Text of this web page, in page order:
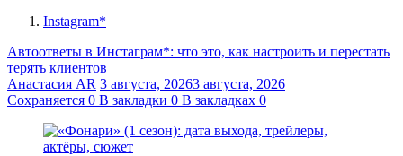
Instagram*
Автоответы в Инстаграм*: что это, как настроить и перестать
терять клиентов
Анастасия AR 3 августа, 20263 августа, 2026
Сохраняется 0 В закладки 0 В закладках 0